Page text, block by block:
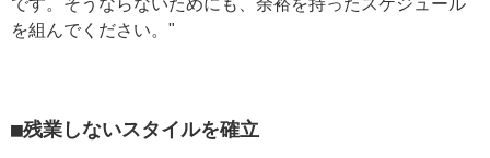
です。そうならないためにも、余裕を持ったスケジュール
を組んでください。"
■残業しないスタイルを確立